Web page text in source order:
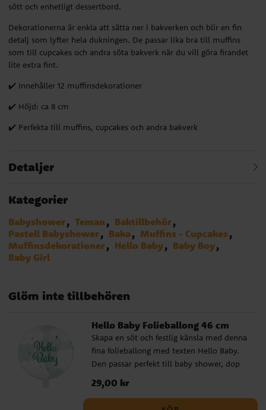
sött och enhetligt dessertbord.
Dekorationerna är enkla att sätta ner i bakverken och blir en fin
detalj som lyfter hela dukningen. De passar lika bra till muffins
som till cupcakes och andra söta bakverk när du vill göra firandet
lite extra fint.
✔️ Innehåller 12 muffinsdekorationer
✔️ Höjd: ca 8 cm
✔️ Perfekta till muffins, cupcakes och andra bakverk
Detaljer
Kategorier
Babyshower Teman
Baktillbehör
Pastell Babyshower
Baka
Muffins - Cupcakes
Muffinsdekorationer
Hello Baby
Baby Boy
Baby Girl
Glöm inte tillbehören
Hello Baby Folieballong 46 cm
Skapa en söt och festlig känsla med denna
fina folieballong med texten Hello Baby.
Den passar perfekt till baby shower, dop
eller välkomstfest och blir ett dekorativt
blickfång som lyfter hela firandet.
Ballongen kan fyllas med helium eller luft
Pris:29,00 kr
29,00 kr